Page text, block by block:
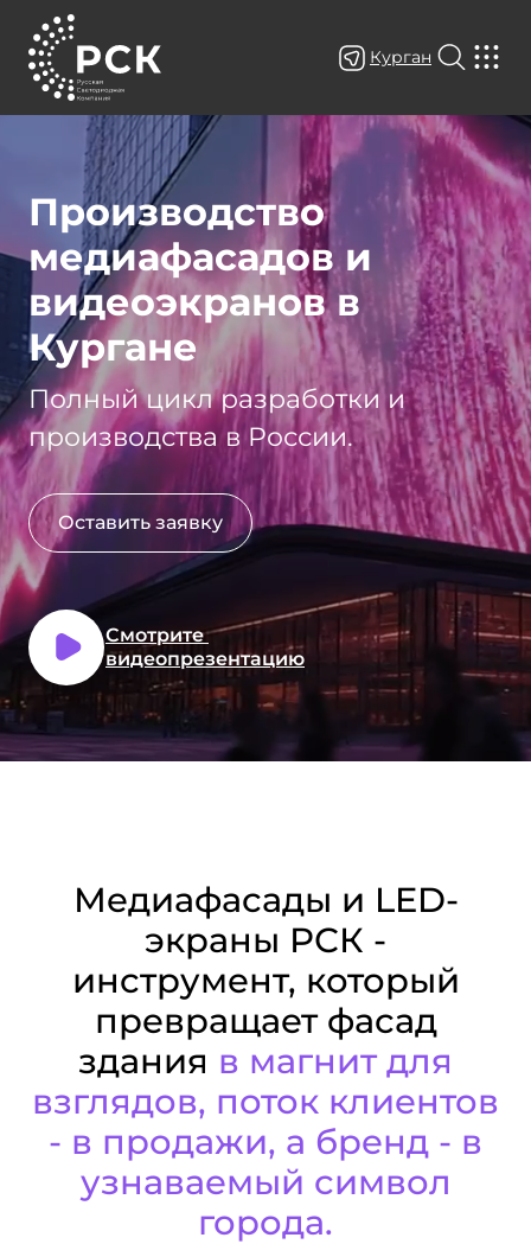
Курган
Производство
медиафасадов и
видеоэкранов в
Кургане
Полный цикл разработки и
производства в России.
Оставить заявку
Смотрите
видеопрезентацию
Медиафасады и LED-
экраны РСК -
инструмент, который
превращает фасад
здания в магнит для
взглядов, поток клиентов
- в продажи, а бренд - в
узнаваемый символ
города.